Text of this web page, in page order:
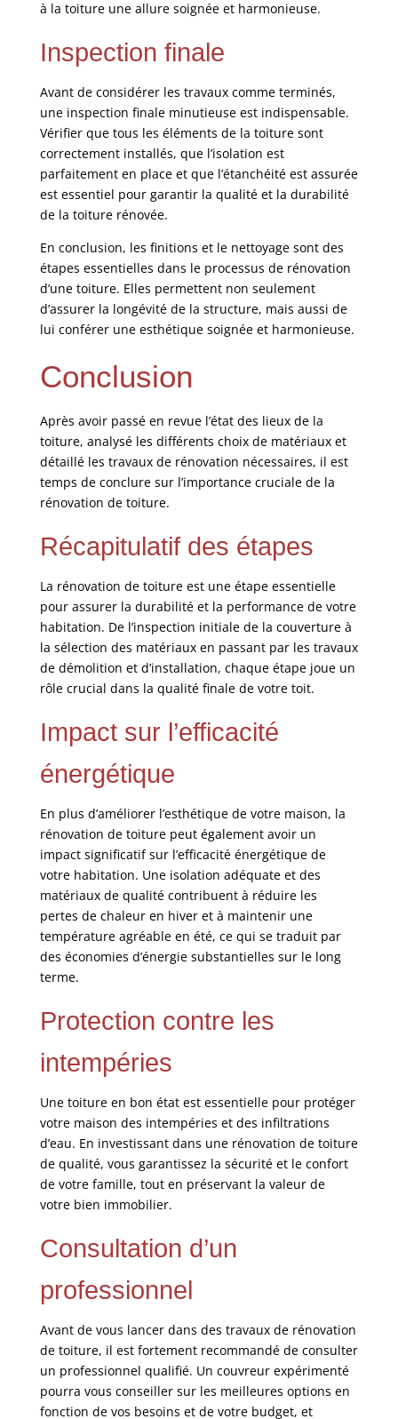
à la toiture une allure soignée et harmonieuse.
Inspection finale
Avant de considérer les travaux comme terminés,
une inspection finale minutieuse est indispensable.
Vérifier que tous les éléments de la toiture sont
correctement installés, que l’isolation est
parfaitement en place et que l’étanchéité est assurée
est essentiel pour garantir la qualité et la durabilité
de la toiture rénovée.
En conclusion, les finitions et le nettoyage sont des
étapes essentielles dans le processus de rénovation
d’une toiture. Elles permettent non seulement
d’assurer la longévité de la structure, mais aussi de
lui conférer une esthétique soignée et harmonieuse.
Conclusion
Après avoir passé en revue l’état des lieux de la
toiture, analysé les différents choix de matériaux et
détaillé les travaux de rénovation nécessaires, il est
temps de conclure sur l’importance cruciale de la
rénovation de toiture.
Récapitulatif des étapes
La rénovation de toiture est une étape essentielle
pour assurer la durabilité et la performance de votre
habitation. De l’inspection initiale de la couverture à
la sélection des matériaux en passant par les travaux
de démolition et d’installation, chaque étape joue un
rôle crucial dans la qualité finale de votre toit.
Impact sur l’efficacité
énergétique
En plus d’améliorer l’esthétique de votre maison, la
rénovation de toiture peut également avoir un
impact significatif sur l’efficacité énergétique de
votre habitation. Une isolation adéquate et des
matériaux de qualité contribuent à réduire les
pertes de chaleur en hiver et à maintenir une
température agréable en été, ce qui se traduit par
des économies d’énergie substantielles sur le long
terme.
Protection contre les
intempéries
Une toiture en bon état est essentielle pour protéger
votre maison des intempéries et des infiltrations
d’eau. En investissant dans une rénovation de toiture
de qualité, vous garantissez la sécurité et le confort
de votre famille, tout en préservant la valeur de
votre bien immobilier.
Consultation d’un
professionnel
Avant de vous lancer dans des travaux de rénovation
de toiture, il est fortement recommandé de consulter
un professionnel qualifié. Un couvreur expérimenté
pourra vous conseiller sur les meilleures options en
fonction de vos besoins et de votre budget, et